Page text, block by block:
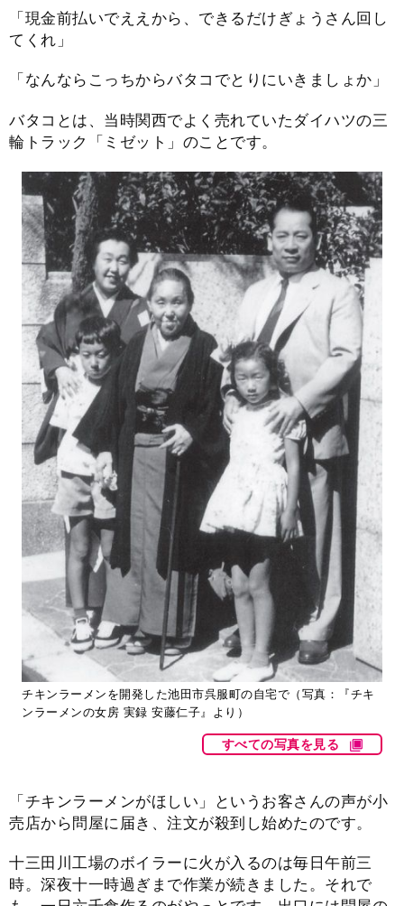
「現金前払いでええから、できるだけぎょうさん回し
てくれ」
「なんならこっちからバタコでとりにいきましょか」
バタコとは、当時関西でよく売れていたダイハツの三
輪トラック「ミゼット」のことです。
チキンラーメンを開発した池田市呉服町の自宅で（写真：『チキ
ンラーメンの女房 実録 安藤仁子』より）
すべての写真を見る
「チキンラーメンがほしい」というお客さんの声が小
売店から問屋に届き、注文が殺到し始めたのです。
十三田川工場のボイラーに火が入るのは毎日午前三
時。深夜十一時過ぎまで作業が続きました。それで